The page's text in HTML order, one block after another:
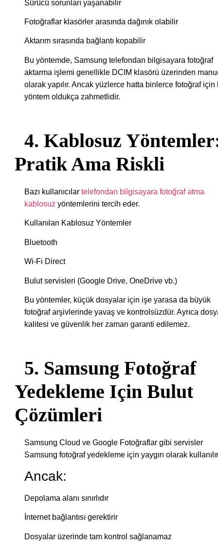
Sürücü sorunları yaşanabilir
Fotoğraflar klasörler arasında dağınık olabilir
Aktarım sırasında bağlantı kopabilir
Bu yöntemde, Samsung telefondan bilgisayara fotoğraf
aktarma işlemi genellikle DCIM klasörü üzerinden
olarak yapılır. Ancak yüzlerce hatta binlerce fotoğraf için
yöntem oldukça zahmetlidir.
4. Kablosuz
Pratik Ama Riskli
Bazı kullanıcılar telefondan bilgisayara fotoğraf atma
kablosuz yöntemlerini tercih eder.
Kullanılan Kablosuz Yöntemler
Bluetooth
Wi-Fi Direct
Bulut servisleri (Google Drive, OneDrive vb.)
Bu yöntemler, küçük dosyalar için işe yarasa da büyük
fotoğraf arşivlerinde yavaş ve kontrolsüzdür. Ayrıca
kalitesi ve güvenlik her zaman garanti edilemez.
5. Samsung Fotoğraf
Yedekleme Için Bulut
Çözümleri
Samsung Cloud ve Google Fotoğraflar gibi servisler
Samsung fotoğraf yedekleme için yaygın olarak
Ancak:
Depolama alanı sınırlıdır
İnternet bağlantısı gerektirir
Dosyalar üzerinde tam kontrol sağlanamaz